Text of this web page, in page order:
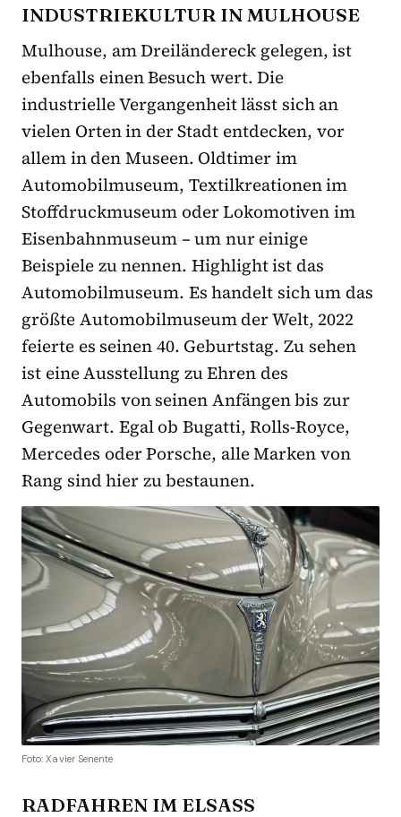
INDUSTRIEKULTUR IN MULHOUSE
Mulhouse, am Dreiländereck gelegen, ist
ebenfalls einen Besuch wert. Die
industrielle Vergangenheit lässt sich an
vielen Orten in der Stadt entdecken, vor
allem in den Museen. Oldtimer im
Automobilmuseum, Textilkreationen im
Stoffdruckmuseum oder Lokomotiven im
Eisenbahnmuseum – um nur einige
Beispiele zu nennen. Highlight ist das
Automobilmuseum. Es handelt sich um das
größte Automobilmuseum der Welt, 2022
feierte es seinen 40. Geburtstag. Zu sehen
ist eine Ausstellung zu Ehren des
Automobils von seinen Anfängen bis zur
Gegenwart. Egal ob Bugatti, Rolls-Royce,
Mercedes oder Porsche, alle Marken von
Rang sind hier zu bestaunen.
Foto: Xavier Senente
RADFAHREN IM ELSASS